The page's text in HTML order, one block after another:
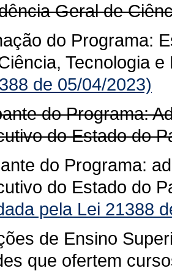
Geral de
do Programa:
Tecnologia
de 05/04/2023)
do Programa:
do Estado do
do Programa:
do Estado do
pela Lei 21388
de Ensino
que ofertem